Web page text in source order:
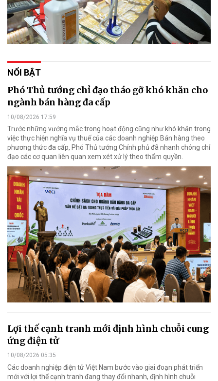
NỔI BẬT
Phó Thủ tướng chỉ đạo tháo gỡ khó khăn cho
ngành bán hàng đa cấp
10/08/2026 17:59
Trước những vướng mắc trong hoạt động cũng như khó khăn trong
việc thực hiện nghĩa vụ thuế của các doanh nghiệp Bán hàng theo
phương thức đa cấp, Phó Thủ tướng Chính phủ đã nhanh chóng chỉ
đạo các cơ quan liên quan xem xét xử lý theo thẩm quyền.
Lợi thế cạnh tranh mới định hình chuỗi cung
ứng điện tử
10/08/2026 05:35
Các doanh nghiệp điện tử Việt Nam bước vào giai đoạn phát triển
mới với lợi thế cạnh tranh đang thay đổi nhanh, định hình chuỗi